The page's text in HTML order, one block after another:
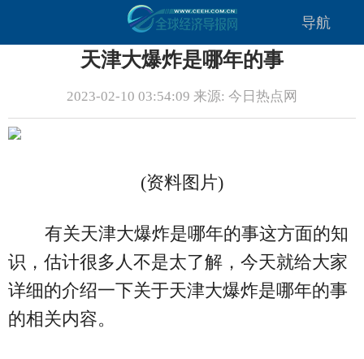
导航
天津大爆炸是哪年的事
2023-02-10 03:54:09 来源: 今日热点网
(资料图片)
有关天津大爆炸是哪年的事这方面的知
识，估计很多人不是太了解，今天就给大家
详细的介绍一下关于天津大爆炸是哪年的事
的相关内容。